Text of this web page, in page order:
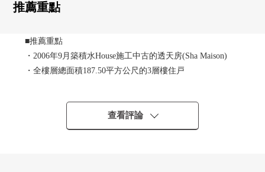
推薦重點
■推薦重點
・2006年9月築積水House施工中古的透天房(Sha Maison)
・全樓層總面積187.50平方公尺的3層樓住戸
・東京地鐵線銀座線、半藏門線、千代田線"表參道"車站步
・浴室*1，浴室*1，廁所*3，洗手間*3等水周圍設備充實
查看評論